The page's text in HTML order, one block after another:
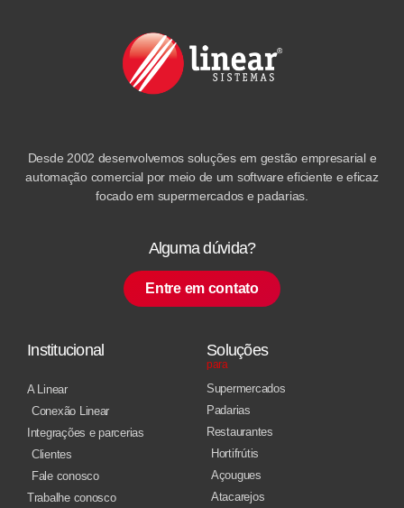
Desde 2002 desenvolvemos soluções em gestão empresarial e
automação comercial por meio de um software eficiente e eficaz
focado em supermercados e padarias.
Alguma dúvida?
Entre em contato
Institucional
A Linear
Conexão Linear
Integrações e parcerias
Clientes
Fale conosco
Trabalhe conosco
Soluções
para
Supermercados
Padarias
Restaurantes
Hortifrútis
Açougues
Atacarejos